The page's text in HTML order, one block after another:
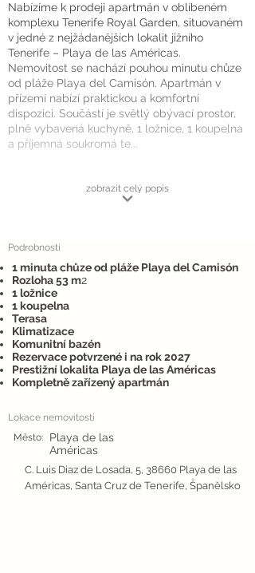
Nabízíme k prodeji apartmán v oblíbeném
komplexu Tenerife Royal Garden, situovaném
v jedné z nejžádanějších lokalit jižního
Tenerife – Playa de las Américas.
Nemovitost se nachází pouhou minutu chůze
od pláže Playa del Camisón. Apartmán v
přízemí nabízí praktickou a komfortní
dispozici. Součástí je světlý obývací prostor,
plně vybavená kuchyně, 1 ložnice, 1 koupelna
a příjemná soukromá te...
zobrazit celý popis
Podrobnosti
1 minuta chůze od pláže Playa del Camisón
Rozloha 53 m2
1 ložnice
1 koupelna
Terasa
Klimatizace
Komunitní bazén
Rezervace potvrzené i na rok 2027
Prestižní lokalita Playa de las Américas
Kompletně zařízený apartmán
Lokace nemovitosti
Město:
Playa de las
Américas
C. Luis Diaz de Losada, 5, 38660 Playa de las
Américas, Santa Cruz de Tenerife, Španělsko